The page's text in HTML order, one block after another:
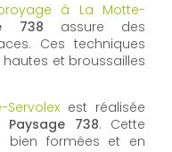
à La Motte-
738 assure des
Ces techniques
et broussailles
est réalisée
Paysage 738. Cette
bien formées et en